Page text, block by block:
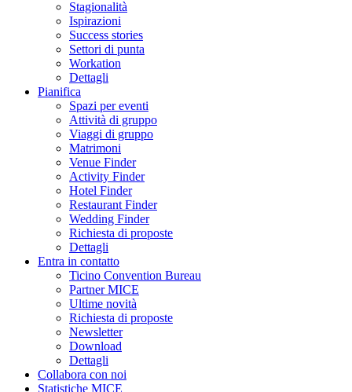
Stagionalità
Ispirazioni
Success stories
Settori di punta
Workation
Dettagli
Pianifica
Spazi per eventi
Attività di gruppo
Viaggi di gruppo
Matrimoni
Venue Finder
Activity Finder
Hotel Finder
Restaurant Finder
Wedding Finder
Richiesta di proposte
Dettagli
Entra in contatto
Ticino Convention Bureau
Partner MICE
Ultime novità
Richiesta di proposte
Newsletter
Download
Dettagli
Collabora con noi
Statistiche MICE